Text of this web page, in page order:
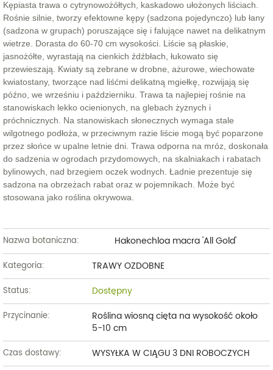
Kępiasta trawa o cytrynowożółtych, kaskadowo ułożonych liściach.
Rośnie silnie, tworzy efektowne kępy (sadzona pojedynczo) lub łany
(sadzona w grupach) poruszające się i falujące nawet na delikatnym
wietrze. Dorasta do 60-70 cm wysokości. Liście są płaskie,
jasnożółte, wyrastają na cienkich źdźbłach, łukowato się
przewieszają. Kwiaty są zebrane w drobne, ażurowe, wiechowate
kwiatostany, tworzące nad liśćmi delikatną mgiełkę, rozwijają się
późno, we wrześniu i październiku. Trawa ta najlepiej rośnie na
stanowiskach lekko ocienionych, na glebach żyznych i
próchnicznych. Na stanowiskach słonecznych wymaga stale
wilgotnego podłoża, w przeciwnym razie liście mogą być poparzone
przez słońce w upalne letnie dni. Trawa odporna na mróz, doskonała
do sadzenia w ogrodach przydomowych, na skalniakach i rabatach
bylinowych, nad brzegiem oczek wodnych. Ładnie prezentuje się
sadzona na obrzeżach rabat oraz w pojemnikach. Może być
stosowana jako roślina okrywowa.
Nazwa botaniczna: Hakonechloa macra 'All Gold'
Kategoria: TRAWY OZDOBNE
Status: Dostępny
Przycinanie:
Roślina wiosną cięta na wysokość około
5-10 cm
Czas dostawy: WYSYŁKA W CIĄGU 3 DNI ROBOCZYCH